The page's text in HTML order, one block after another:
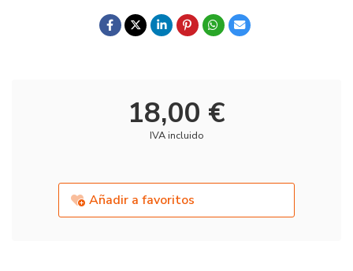
18,00 €
IVA incluido
Añadir a favoritos